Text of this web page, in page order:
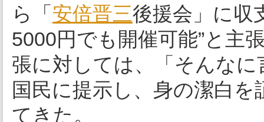
ら「 安倍晋三後援会」に収
5000円でも開催可能”と主
張に対しては、「そんな
国民に提示し、身の潔白
てきた。